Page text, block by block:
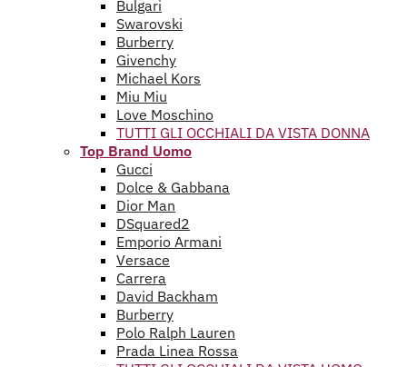
Bulgari
Swarovski
Burberry
Givenchy
Michael Kors
Miu Miu
Love Moschino
TUTTI GLI OCCHIALI DA VISTA DONNA
Top Brand Uomo
Gucci
Dolce & Gabbana
Dior Man
DSquared2
Emporio Armani
Versace
Carrera
David Backham
Burberry
Polo Ralph Lauren
Prada Linea Rossa